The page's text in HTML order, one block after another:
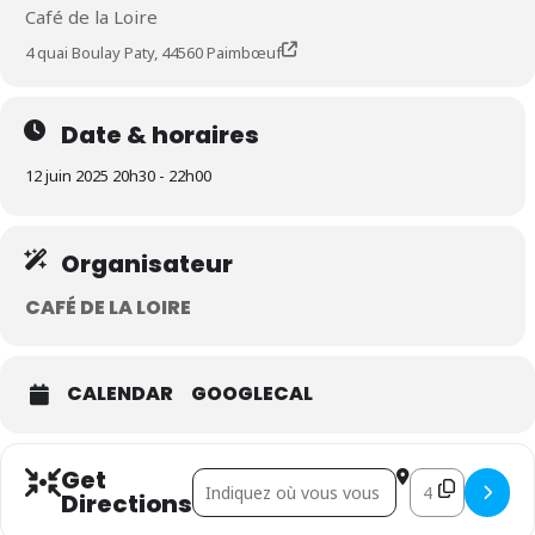
Café de la Loire
4 quai Boulay Paty, 44560 Paimbœuf
Date & horaires
12 juin 2025 20h30 - 22h00
Organisateur
CAFÉ DE LA LOIRE
CALENDAR GOOGLECAL
Get
Directions
Address - Selen Peacock [] Destination